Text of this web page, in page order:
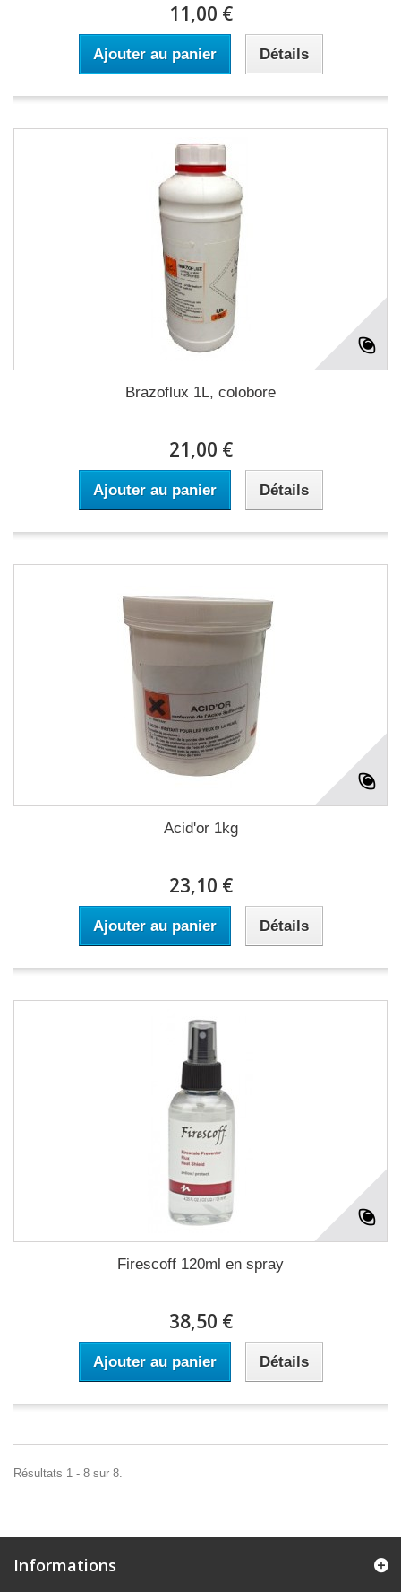
11,00 €
Ajouter au panier Détails
Brazoflux 1L, colobore
21,00 €
Ajouter au panier Détails
Acid'or 1kg
23,10 €
Ajouter au panier Détails
Firescoff 120ml en spray
38,50 €
Ajouter au panier Détails
Résultats 1 - 8 sur 8.
Informations